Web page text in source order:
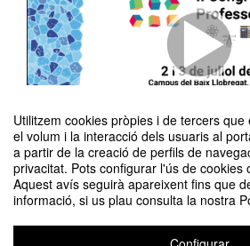
Utilitzem cookies pròpies i de tercers
el volum i la interacció dels usuaris al
a partir de la creació de perfils de
privacitat. Pots configurar l'ús de cookies
Aquest avís seguirà apareixent fins que
informació, si us plau consulta la nostra